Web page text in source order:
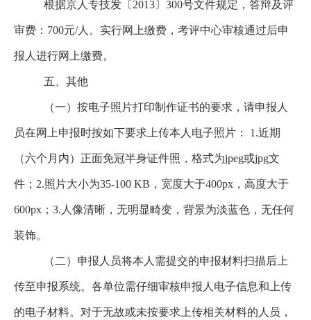
根据京人专技发〔2013〕300号文件规定，答辩及评
审费：700元/人。实行网上缴费，考评中心审核通过后申
报人进行网上缴费。
五、其他
（一）按电子照片打印制作证书的要求，请申报人
员在网上申报时按如下要求上传本人电子照片： 1.近期
（六个月内）正面免冠半身证件照，格式为jpeg或jpg文
件；2.照片大小为35-100 KB，宽度大于400px，高度大于
600px；3.人像清晰，无明显畸变，背景为淡蓝色，无任何
装饰。
（二）申报人员将本人需提交的申报材料扫描后上
传至申报系统。各单位需仔细审核申报人电子信息和上传
的电子材料。对于无故或未按要求上传相关材料的人员，